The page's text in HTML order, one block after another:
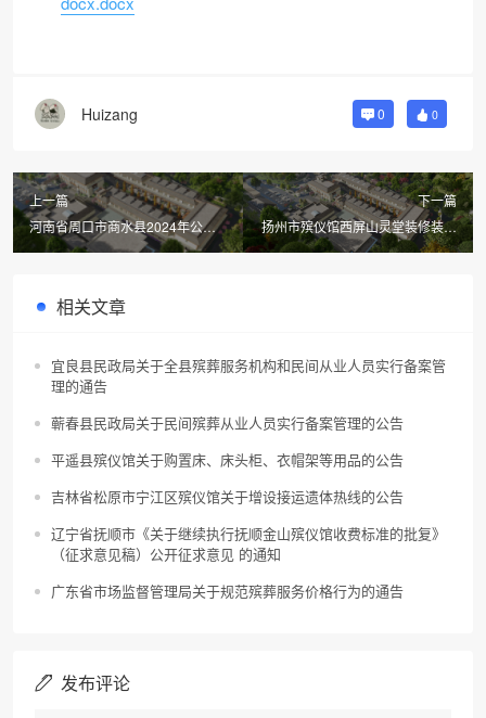
Huizang 0 0
上一篇
河南省周口市商水县2024年公开
招聘殡葬服务人员公告
下一篇
扬州市殡仪馆西屏山灵堂装修装饰
工程更正公告
相关文章
宜良县民政局关于全县殡葬服务机构和民间从业人员实行备案管
理的通告
蕲春县民政局关于民间殡葬从业人员实行备案管理的公告
平遥县殡仪馆关于购置床、床头柜、衣帽架等用品的公告
吉林省松原市宁江区殡仪馆关于增设接运遗体热线的公告
辽宁省抚顺市《关于继续执行抚顺金山殡仪馆收费标准的批复》
（征求意见稿）公开征求意见 的通知
广东省市场监督管理局关于规范殡葬服务价格行为的通告
发布评论